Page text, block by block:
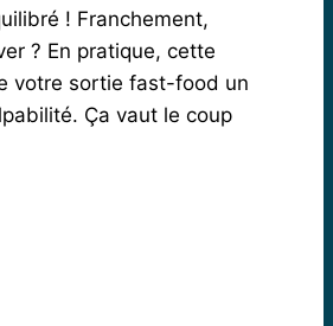
! Franchement,
? En pratique, cette
votre sortie fast-food un
Ça vaut le coup